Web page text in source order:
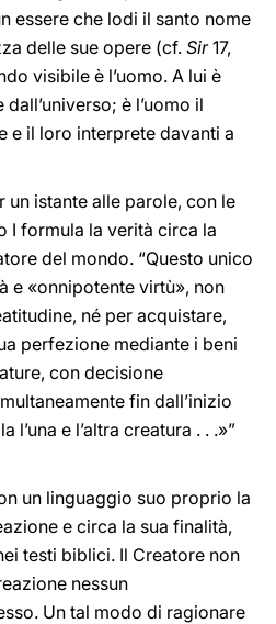
essere che lodi il santo nome
delle sue opere (cf. Sir17,
visibile è l’uomo. A lui è
è l’uomo il
e il loro interprete davanti a
un istante alle parole, con le
I formula la verità circa la
del mondo. “Questo unico
e «onnipotente virtù», non
né per acquistare,
perfezione mediante i beni
con decisione
fin dall’inizio
l’una e l’altra creatura . . .»”
un linguaggio suo proprio la
e circa la sua finalità,
testi biblici. Il Creatore non
nessun
Un tal modo di ragionare